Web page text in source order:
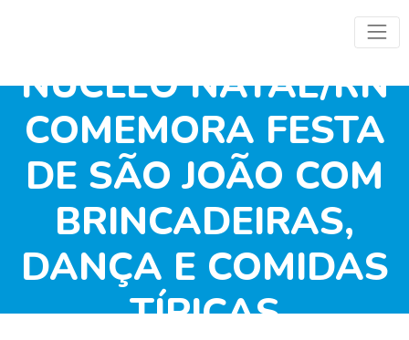
NÚCLEO NATAL/RN
COMEMORA FESTA
DE SÃO JOÃO COM
BRINCADEIRAS,
DANÇA E COMIDAS
TÍPICAS